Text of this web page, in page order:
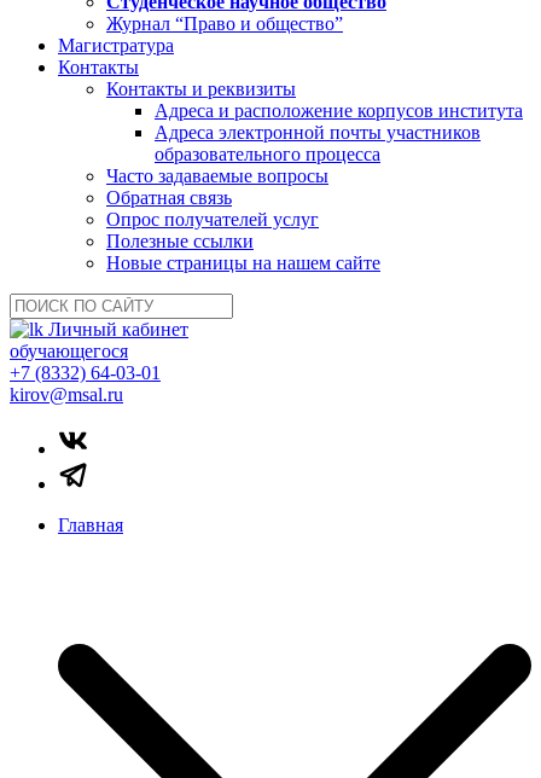
Журнал “Право и общество”
Магистратура
Контакты
Контакты и реквизиты
Адреса и расположение корпусов института
Адреса электронной почты участников
образовательного процесса
Часто задаваемые вопросы
Обратная связь
Опрос получателей услуг
Полезные ссылки
Новые страницы на нашем сайте
Личный кабинет
обучающегося
+7 (8332) 64-03-01
kirov@msal.ru
Главная